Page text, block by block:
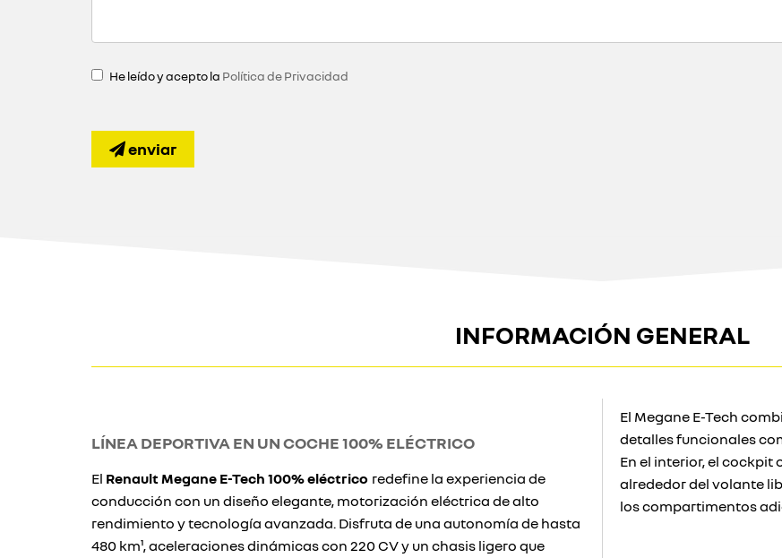
He leído y acepto la Política de Privacidad
enviar
INFORMACIÓN GENERAL
LÍNEA DEPORTIVA EN UN COCHE 100% ELÉCTRICO
El Renault Megane E-Tech 100% eléctrico redefine la experiencia de
conducción con un diseño elegante, motorización eléctrica de alto
rendimiento y tecnología avanzada. Disfruta de una autonomía de hasta
480 km¹, aceleraciones dinámicas con 220 CV y un chasis ligero que
El Megane E-Tech
detalles funcionales
En el interior, el
alrededor del volante
los compartimentos